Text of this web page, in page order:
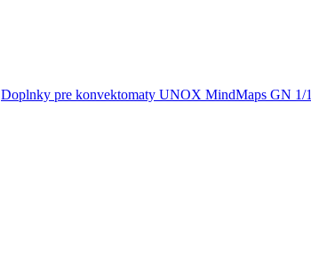
Doplnky pre konvektomaty UNOX MindMaps GN 1/1